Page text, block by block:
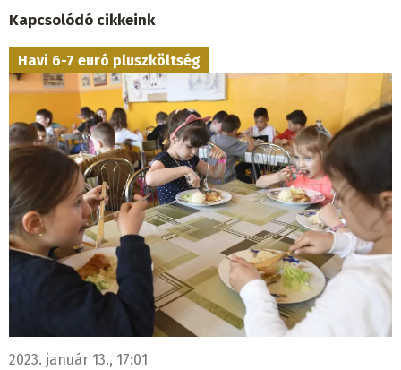
Kapcsolódó cikkeink
Havi 6-7 euró pluszköltség
2023. január 13., 17:01